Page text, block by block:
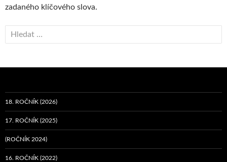
zadaného klíčového slova.
Vyhledávání
18. ROČNÍK (2026)
17. ROČNÍK (2025)
(ROČNÍK 2024)
16. ROČNÍK (2022)